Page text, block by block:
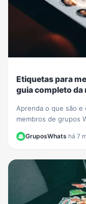
Etiquetas para
guia completo da
Aprenda o que são e
membros de grupos
organizar e
GruposWhats·há 7